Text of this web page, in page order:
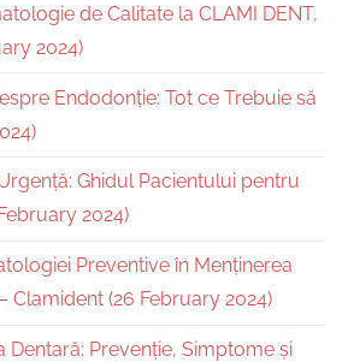
de Calitate la CLAMI DENT,
2024)
Endodonție: Tot ce Trebuie să
Ghidul Pacientului pentru
2024)
Preventive în Menținerea
Clamident (26 February 2024)
Dentară: Prevenție, Simptome și